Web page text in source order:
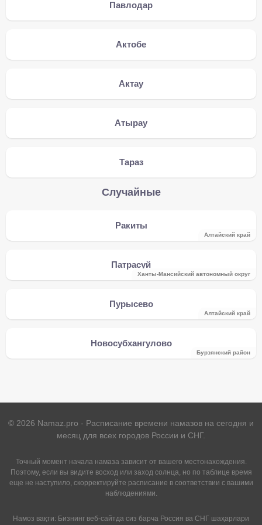
Павлодар
Актобе
Актау
Атырау
Тараз
Случайные
Ракиты
Алтайский край
Патрасуй
Ханты-Мансийский автономный округ
Пурысево
Алтайский край
Новосубхангулово
Бурзянский район
© 2026 Namaz.pro - Расписание времени намазов на сегодня и
месяц для всех городов России и СНГ.
Точный момент начала намаза зависит от вашего местонахождения.
Поэтому, если вы видите восход или заход солнца, но по таблице время
еще не наступило, скорректируйте расписание в соответствии с вашими
наблюдениями.
Намоз вақти: Бизнинг веб-сайтда сиз барча Россия ва СНГ шаҳарлари